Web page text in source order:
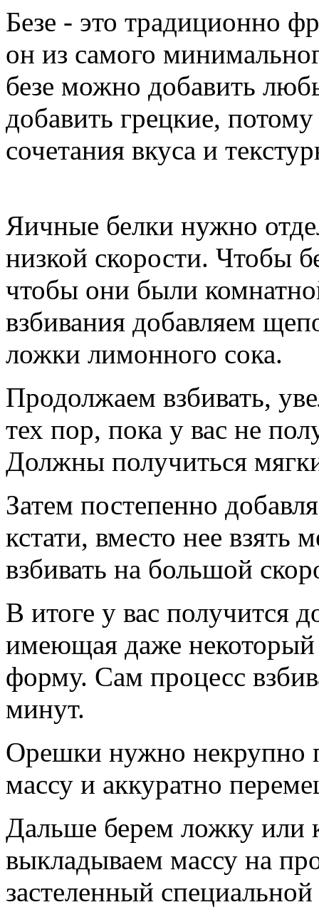
Безе - это традиционно
он из самого
безе можно добавить
добавить грецкие,
сочетания вкуса и
Яичные белки нужно
низкой скорости. Чтобы
чтобы они были
взбивания добавляем
ложки лимонного сока.
Продолжаем взбивать,
тех пор, пока у вас не
Должны получиться
Затем постепенно
кстати, вместо нее взять
взбивать на большой
В итоге у вас получится
имеющая даже
форму. Сам процесс
минут.
Орешки нужно некрупно
массу и аккуратно
Дальше берем ложку или
выкладываем массу на
застеленный